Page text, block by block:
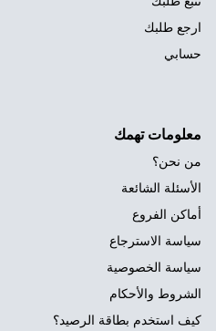
ارجع طلبك
حسابي
معلومات تهمك
من نحن؟
الأسئلة الشائعة
أماكن الفروع
سياسة الاسترجاع
سياسة الخصوصية
الشروط والأحكام
كيف استخدم بطاقة الرصيد؟